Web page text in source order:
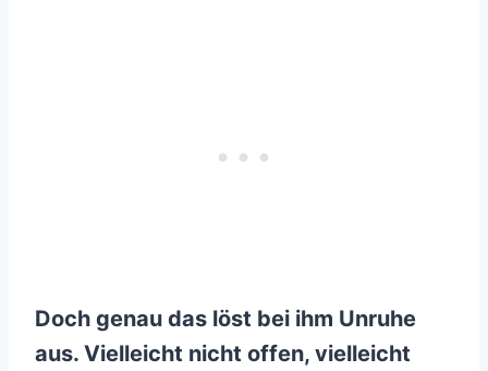
Doch genau das löst bei ihm Unruhe
aus. Vielleicht nicht offen, vielleicht